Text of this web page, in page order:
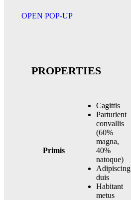
OPEN POP-UP
PROPERTIES
Primis
Cagittis
Parturient
convallis
(60%
magna,
40%
natoque)
Adipiscing
duis
Habitant
metus